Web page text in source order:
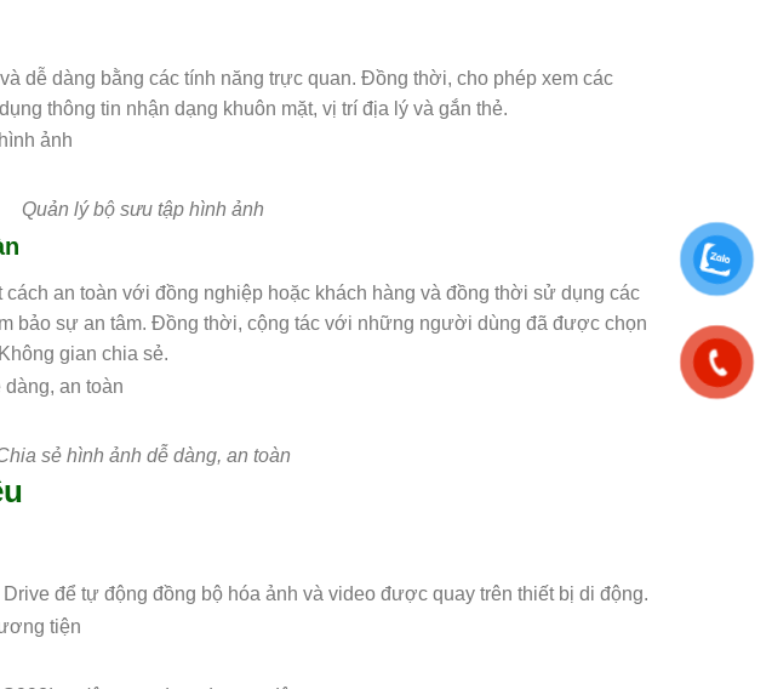
dễ dàng bằng các tính năng trực quan. Đồng thời, cho phép xem các
thông tin nhận dạng khuôn mặt, vị trí địa lý và gắn thẻ.
Quản lý bộ sưu tập hình ảnh
an toàn với đồng nghiệp hoặc khách hàng và đồng thời sử dụng các
bảo sự an tâm. Đồng thời, cộng tác với những người dùng đã được chọn
gian chia sẻ.
sẻ hình ảnh dễ dàng, an toàn
để tự động đồng bộ hóa ảnh và video được quay trên thiết bị di động.